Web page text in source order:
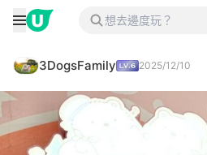
3DogsFamily 2025/12/10